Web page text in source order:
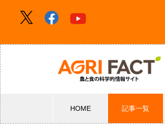
HOME 記事一覧